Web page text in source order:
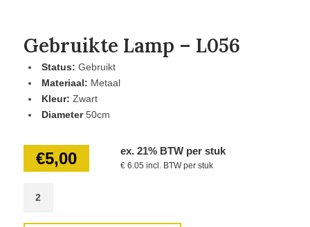
Gebruikte Lamp – L056
Status: Gebruikt
Materiaal: Metaal
Kleur: Zwart
Diameter50cm
€5,00 ex. 21% BTW per stuk
€ 6.05 incl. BTW per stuk